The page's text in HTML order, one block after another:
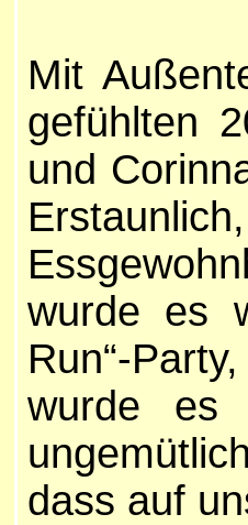
Mit
gefühlten
und
wurde es
Run“-
wurde es
dass auf